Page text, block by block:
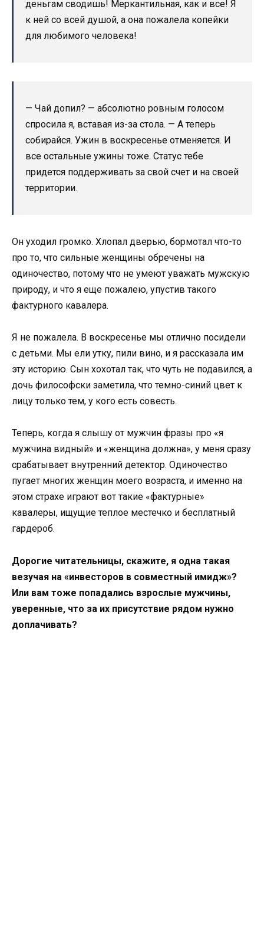
деньгам сводишь! Меркантильная, как и все! Я
к ней со всей душой, а она пожалела копейки
для любимого человека!
— Чай допил? — абсолютно ровным голосом
спросила я, вставая из-за стола. — А теперь
собирайся. Ужин в воскресенье отменяется. И
все остальные ужины тоже. Статус тебе
придется поддерживать за свой счет и на своей
территории.
Он уходил громко. Хлопал дверью, бормотал что-то
про то, что сильные женщины обречены на
одиночество, потому что не умеют уважать мужскую
природу, и что я еще пожалею, упустив такого
фактурного кавалера.
Я не пожалела. В воскресенье мы отлично посидели
с детьми. Мы ели утку, пили вино, и я рассказала им
эту историю. Сын хохотал так, что чуть не подавился, а
дочь философски заметила, что темно-синий цвет к
лицу только тем, у кого есть совесть.
Теперь, когда я слышу от мужчин фразы про «я
мужчина видный» и «женщина должна», у меня сразу
срабатывает внутренний детектор. Одиночество
пугает многих женщин моего возраста, и именно на
этом страхе играют вот такие «фактурные»
кавалеры, ищущие теплое местечко и бесплатный
гардероб.
Дорогие читательницы, скажите, я одна такая
везучая на «инвесторов в совместный имидж»?
Или вам тоже попадались взрослые мужчины,
уверенные, что за их присутствие рядом нужно
доплачивать?